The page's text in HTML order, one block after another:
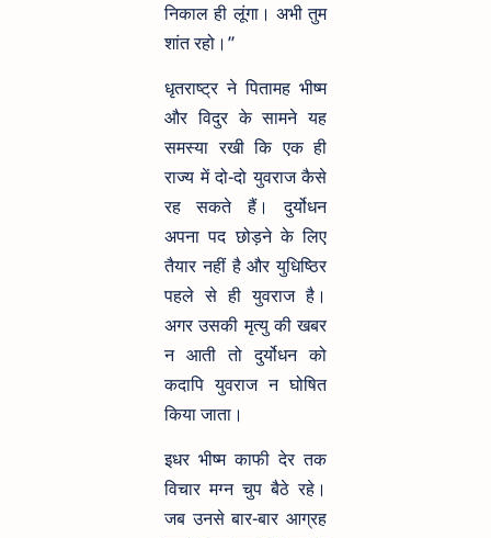
निकाल ही लूंगा। अभी तुम
शांत रहो।”
धृतराष्ट्र ने पितामह भीष्म
और विदुर के सामने यह
समस्या रखी कि एक ही
राज्य में दो-दो युवराज कैसे
रह सकते हैं। दुर्योधन
अपना पद छोड़ने के लिए
तैयार नहीं है और युधिष्ठिर
पहले से ही युवराज है।
अगर उसकी मृत्यु की खबर
न आती तो दुर्योधन को
कदापि युवराज न घोषित
किया जाता।
इधर भीष्म काफी देर तक
विचार मग्न चुप बैठे रहे।
जब उनसे बार-बार आग्रह